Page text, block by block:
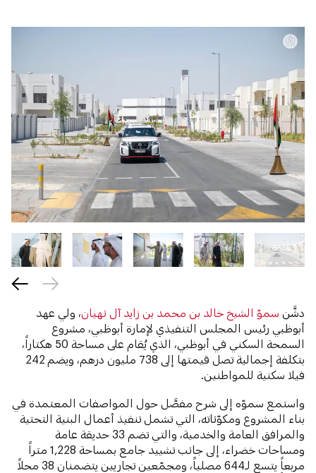
دشَّن سموّ الشيخ خالد بن محمد بن زايد آل نهيان، ولي عهد
أبوظبي رئيس المجلس التنفيذي لإمارة أبوظبي، مشروع
السمحة السكني في أبوظبي، الذي يُقام على مساحة 50 هكتاراً،
بتكلفة إجمالية تصل قيمتها إلى 738 مليون درهم، ويضم 242
فيلا سكنية للمواطنين.
واستمع سموّه إلى شرح مفصَّل حول المواصفات المعتمدة في
بناء المشروع ومكوّناته، التي تشمل تنفيذ أعمال البنية التحتية
والمرافق العامة والخدمية، والتي تضم 33 حديقة عامة
ومساحات خضراء، إلى جانب تشييد جامع بمساحة 1,228 متراً
مربعاً يتسع لـ644 مصلياً، ومجمّعين تجاريين يتضمنان 38 محلاً